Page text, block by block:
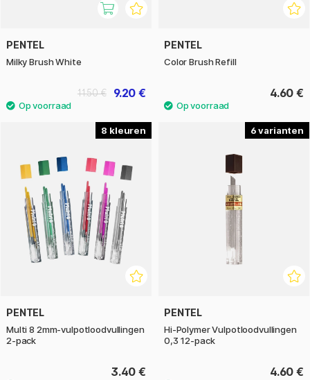
PENTEL
Milky Brush White
9.20 €
11.50 €
PENTEL
Color Brush Refill
4.60 €
8
PENTEL
Multi 8 2mm-vulpotloodvullingen
2-pack
3.40 €
6
PENTEL
Hi-Polymer Vulpotloodvullingen
0,3 12-pack
4.60 €